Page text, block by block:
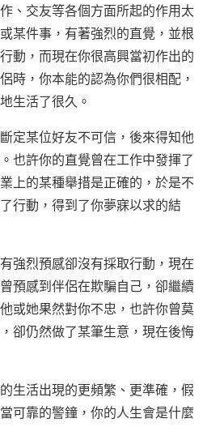
、交友等各個方面所起的作用太
某件事，有著強烈的直覺，並根
動，而現在你很高興當初作出的
時，你本能的認為你們很相配，
生活了很久。
定某位好友不可信，後來得知他
也許你的直覺曾在工作中發揮了
上的某種舉措是正確的，於是不
行動，得到了你夢寐以求的結
強烈預感卻沒有採取行動，現在
預感到伴侶在欺騙自己，卻繼續
或她果然對你不忠，也許你曾莫
卻仍然做了某筆生意，現在後悔
生活出現的更頻繁、更準確，假
可靠的警鐘，你的人生會是什麼